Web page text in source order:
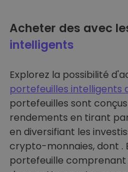
Acheter des avec
intelligents
Explorez la possibilité
portefeuilles intelligents
portefeuilles sont
rendements en tirant
en diversifiant les
crypto-monnaies, dont .
portefeuille comprenant